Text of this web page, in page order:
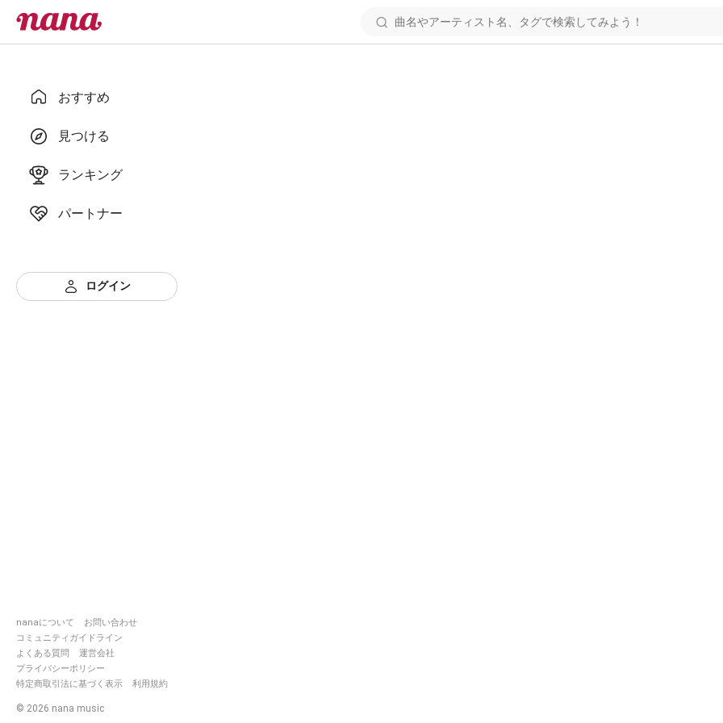
おすすめ
見つける
ランキング
パートナー
ログイン
nanaについて
お問い合わせ
コミュニティガイドライン
よくある質問
運営会社
プライバシーポリシー
特定商取引法に基づく表示
利用規約
© 2026 nana music